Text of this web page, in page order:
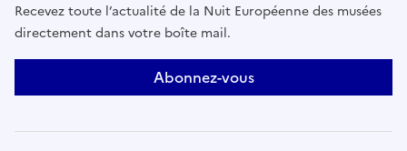
Recevez toute l’actualité de la Nuit Européenne des musées
directement dans votre boîte mail.
Abonnez-vous